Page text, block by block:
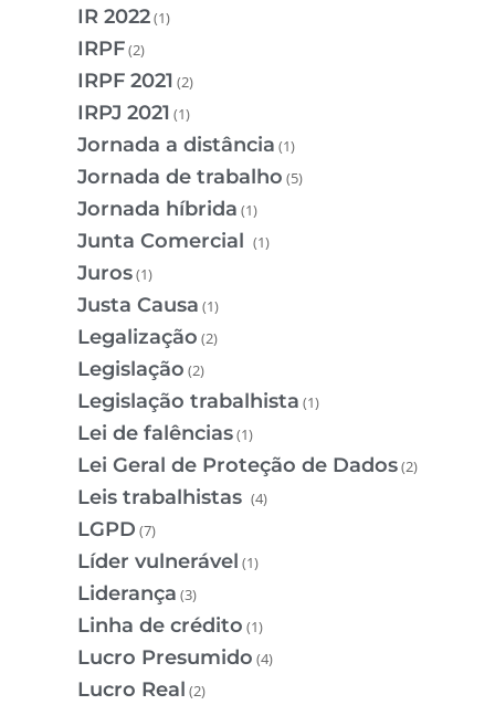
IR 2022(1)
IRPF(2)
IRPF 2021 (2)
IRPJ 2021 (1)
Jornada a distância (1)
Jornada de trabalho (5)
Jornada híbrida (1)
Junta Comercial (1)
Juros(1)
Justa Causa (1)
Legalização (2)
Legislação (2)
Legislação trabalhista (1)
Lei de falências(1)
Lei Geral de Proteção de Dados(2)
Leis trabalhistas (4)
LGPD (7)
Líder vulnerável (1)
Liderança (3)
Linha de crédito (1)
Lucro Presumido (4)
Lucro Real (2)